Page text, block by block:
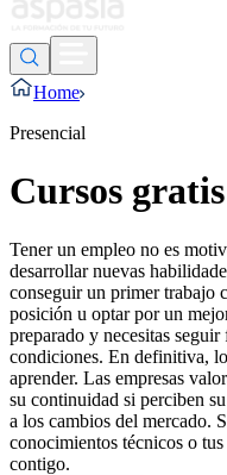
Home
Presencial
Cursos
Tener un empleo no es
desarrollar nuevas
conseguir un primer trabajo
posición u optar por un
preparado y necesitas
condiciones. En definitiva,
aprender. Las empresas
su continuidad si perciben
a los cambios del mercado.
conocimientos técnicos o
contigo.